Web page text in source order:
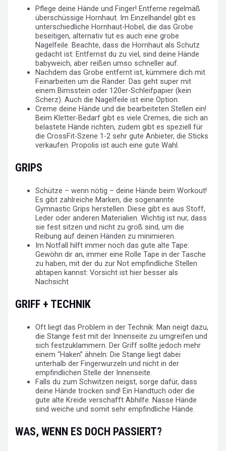
Pflege deine Hände und Finger! Entferne regelmäß
überschüssige Hornhaut. Im Einzelhandel gibt es
unterschiedliche Hornhaut-Hobel, die das Grobe
beseitigen, alternativ tut es auch eine grobe
Nagelfeile. Beachte, dass die Hornhaut als Schutz
gedacht ist: Entfernst du zu viel, sind deine Hände
babyweich, aber reißen umso schneller auf.
Nachdem das Grobe entfernt ist, kümmere dich mit
Feinarbeiten um die Ränder: Das geht super mit
einem Bimsstein oder 120er-Schleifpapier (kein
Scherz). Auch die Nagelfeile ist eine Option.
Creme deine Hände und die bearbeiteten Stellen ein!
Beim Kletter-Bedarf gibt es viele Cremes, die sich an
belastete Hände richten, zudem gibt es speziell für
die CrossFit-Szene 1-2 sehr gute Anbieter, die Sticks
verkaufen. Propolis ist auch eine gute Wahl.
GRIPS
Schütze – wenn nötig – deine Hände beim Workout!
Es gibt zahlreiche Marken, die sogenannte
Gymnastic Grips herstellen. Diese gibt es aus Stoff,
Leder oder anderen Materialien. Wichtig ist nur, dass
sie fest sitzen und nicht zu groß sind, um die
Reibung auf deinen Händen zu minimieren.
Im Notfall hilft immer noch das gute alte Tape:
Gewöhn dir an, immer eine Rolle Tape in der Tasche
zu haben, mit der du zur Not empfindliche Stellen
abtapen kannst: Vorsicht ist hier besser als
Nachsicht
GRIFF + TECHNIK
Oft liegt das Problem in der Technik: Man neigt dazu,
die Stange fest mit der Innenseite zu umgreifen und
sich festzuklammern. Der Griff sollte jedoch mehr
einem “Haken” ähneln: Die Stange liegt dabei
unterhalb der Fingerwurzeln und nicht in der
empfindlichen Stelle der Innenseite.
Falls du zum Schwitzen neigst, sorge dafür, dass
deine Hände trocken sind! Ein Handtuch oder die
gute alte Kreide verschafft Abhilfe. Nasse Hände
sind weiche und somit sehr empfindliche Hände.
WAS, WENN ES DOCH PASSIERT?